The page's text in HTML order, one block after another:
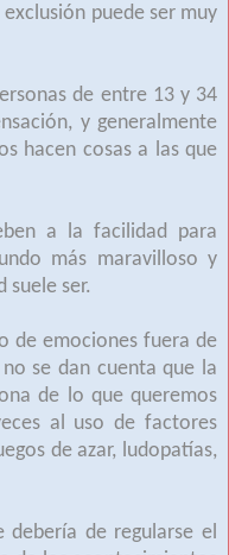
puede ser muy
de entre 13 y 34
y generalmente
hacen cosas a las que
a la facilidad para
más maravilloso y
suele ser.
de emociones fuera de
se dan cuenta que la
de lo que queremos
al uso de factores
de azar, ludopatías,
debería de regularse el